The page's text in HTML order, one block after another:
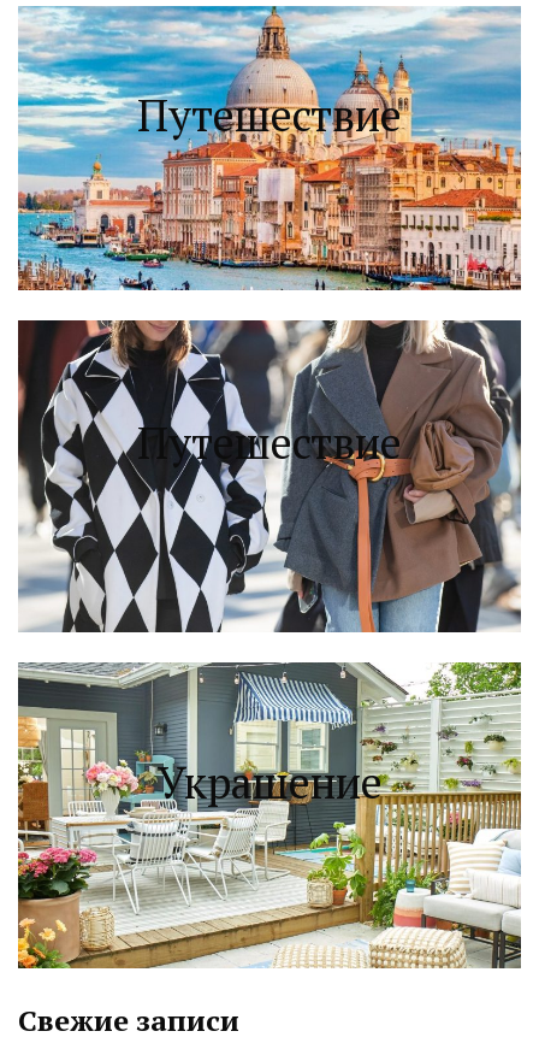
Путешествие
Путешествие
Украшение
Свежие записи